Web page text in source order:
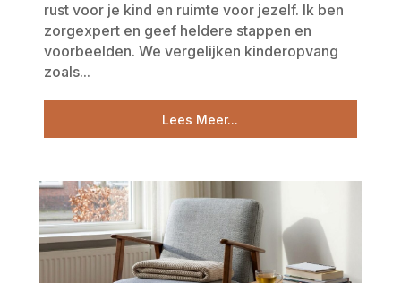
rust voor je kind en ruimte voor jezelf. Ik ben
zorgexpert en geef heldere stappen en
voorbeelden. We vergelijken kinderopvang
zoals...
Lees Meer...